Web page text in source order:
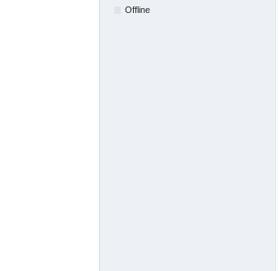
Offline